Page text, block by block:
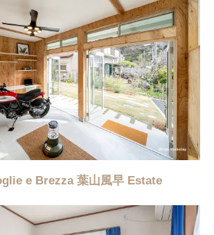
e Brezza 葉山風早 Estate